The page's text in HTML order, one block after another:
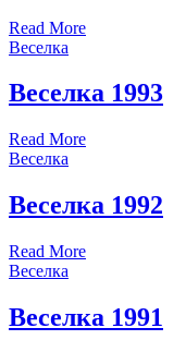
Read More
Веселка
Веселка 1993
Read More
Веселка
Веселка 1992
Read More
Веселка
Веселка 1991